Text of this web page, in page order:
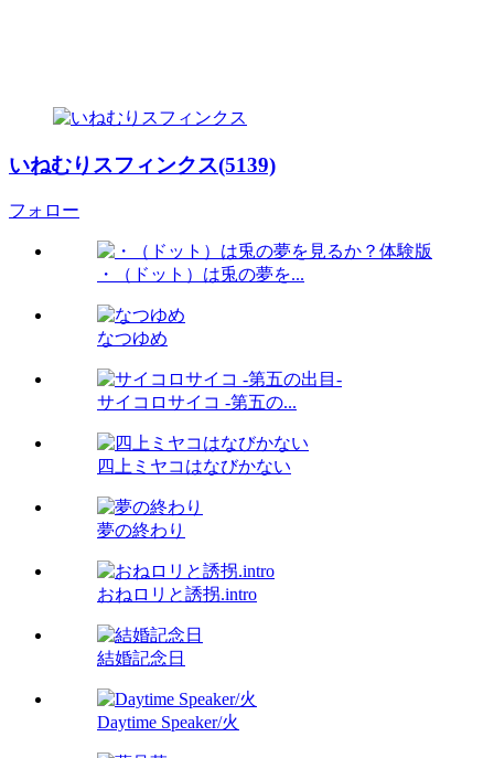
いねむりスフィンクス(5139)
フォロー
・（ドット）は兎の夢を...
なつゆめ
サイコロサイコ -第五の...
四上ミヤコはなびかない
夢の終わり
おねロリと誘拐.intro
結婚記念日
Daytime Speaker/火